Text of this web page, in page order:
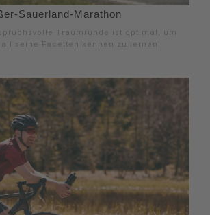
Sauerland-Marathon
Traumrunde ist optimal, um
seine Facetten kennen zu lernen!